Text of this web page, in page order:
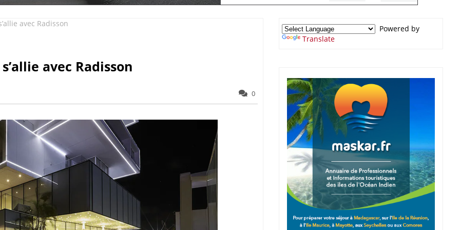
avec Radisson
avec Radisson
0
Powered by
Translate